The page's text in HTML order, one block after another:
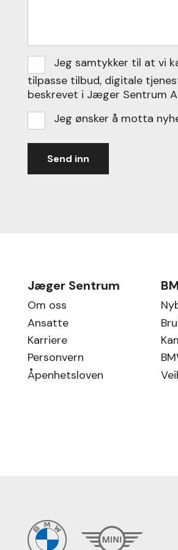
Consent
*
Jeg samtykker til at vi
tilpasse tilbud, digitale
beskrevet i Jæger Sentrum
Nyhetsbrev
Jeg ønsker å motta
Jæger Sentrum
Om oss
Ansatte
Karriere
Personvern
Åpenhetsloven